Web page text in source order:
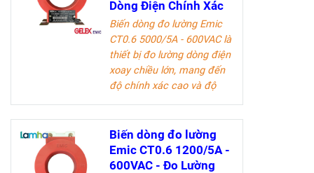
1.0 hữu công
đảm bảo đo
lường chính xác
Dòng Điện Chính Xác
Biến dòng đo lường Emic
CT0.6 5000/5A - 600VAClà
thiết bị đo lường dòng điện
xoay chiều lớn, mang đến
độ chính xác cao và độ
tưởng cho các kỹ sư điện
và doanh nghiệp trong
ngành công nghiệp điện.
Tài liệu kỹ thuật
Biến dòng đo lường
Emic CT0.6 1200/5A -
600VAC - Đo Lường